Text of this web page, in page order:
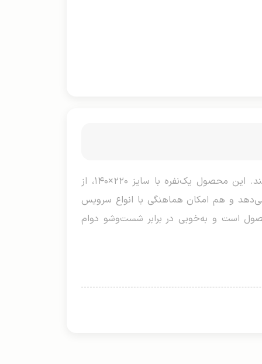
پتو شادیلون مدل اتیس یک انتخاب ایده‌آل برای کسانی است که به دنبال نرمی، کیفیت بالا و دوام واقعی هستند. این محصول یک‌نفره با سایز ۲۲۰×۱۴۰، از
و هم امکان هماهنگی با انواع سرویس
است و به‌خوبی در برابر شست‌وشو دوام